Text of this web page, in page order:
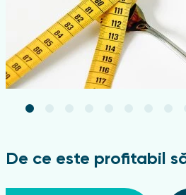
De ce este profitabil